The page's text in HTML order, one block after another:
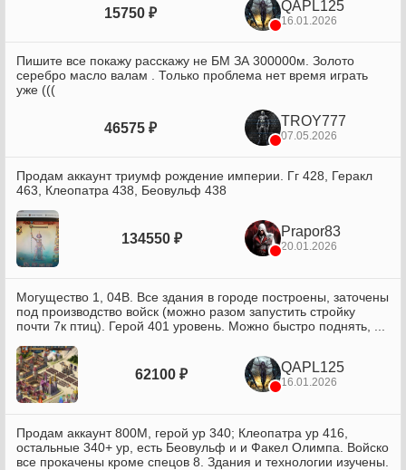
15750 ₽ QAPL125
16.01.2026
Пишите все покажу расскажу не БМ ЗА 300000м. Золото
серебро масло валам . Только проблема нет время играть
уже (((
46575 ₽ TROY777
07.05.2026
Продам аккаунт триумф рождение империи. Гг 428, Геракл
463, Клеопатра 438, Беовульф 438
134550 ₽ Prapor83
20.01.2026
Могущество 1, 04В. Все здания в городе построены, заточены
под производство войск (можно разом запустить стройку
почти 7к птиц). Герой 401 уровень. Можно быстро поднять, ...
62100 ₽ QAPL125
16.01.2026
Продам аккаунт 800М, герой ур 340; Клеопатра ур 416,
остальные 340+ ур, есть Беовульф и и Факел Олимпа. Войско
все прокачены кроме спецов 8. Здания и технологии изучены.